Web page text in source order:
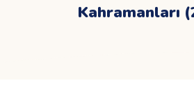
Kahramanları